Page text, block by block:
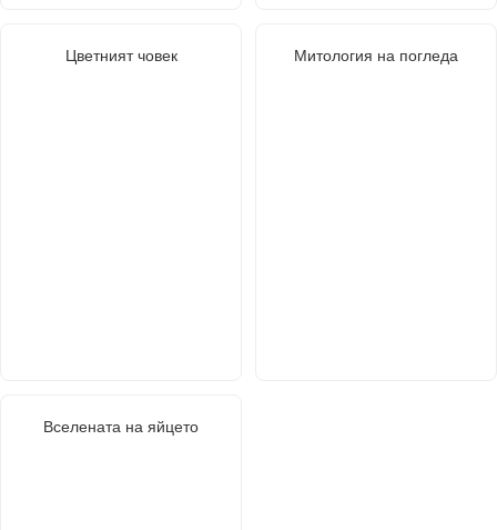
Цветният човек Митология на погледа
Вселената на яйцето